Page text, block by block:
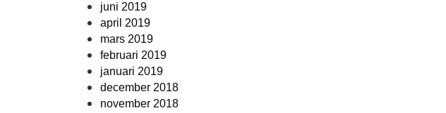
juni 2019
april 2019
mars 2019
februari 2019
januari 2019
december 2018
november 2018